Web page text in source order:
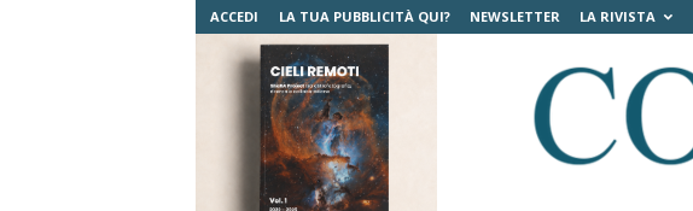
ACCEDI LA TUA PUBBLICITÀ QUI? NEWSLETTER LA RIVISTA